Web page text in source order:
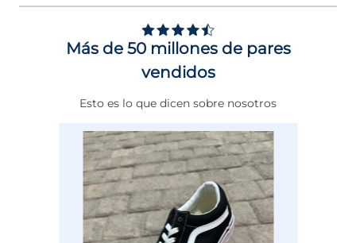
NORMAL
NEGRO
Más de 50 millones de pares
vendidos
Esto es lo que dicen sobre nosotros